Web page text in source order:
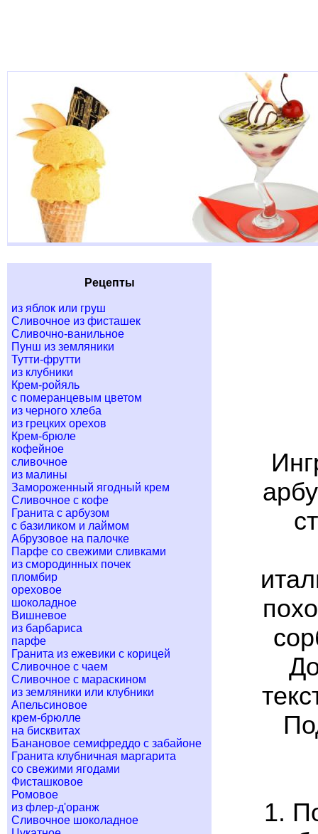
Рецепты
из яблок или груш
Сливочное из фисташек
Сливочно-ванильное
Пунш из земляники
Тутти-фрутти
из клубники
Крем-ройяль
с померанцевым цветом
из черного хлеба
из грецких орехов
Крем-брюле
кофейное
сливочное
из малины
Замороженный ягодный крем
Сливочное с кофе
Гранита с арбузом
с базиликом и лаймом
Абрузовое на палочке
Парфе со свежими сливками
из смородинных почек
пломбир
ореховое
шоколадное
Вишневое
из барбариса
парфе
Гранита из ежевики с корицей
Сливочное с чаем
Сливочное с мараскином
из земляники или клубники
Апельсиновое
крем-брюлле
на бисквитах
Банановое семифреддо с забайоне
Гранита клубничная маргарита
со свежими ягодами
Фисташковое
Ромовое
из флер-д'оранж
Сливочное шоколадное
1.